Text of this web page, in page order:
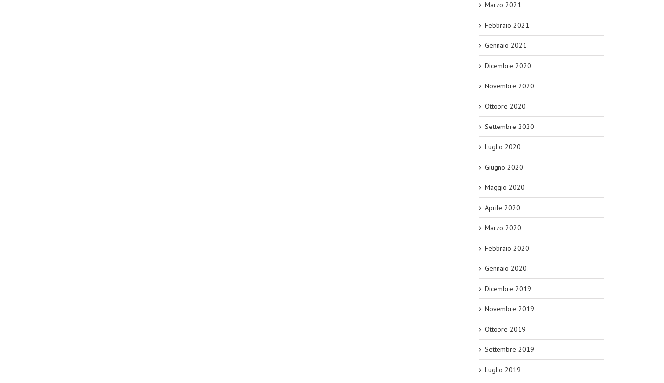
Marzo 2021
Febbraio 2021
Gennaio 2021
Dicembre 2020
Novembre 2020
Ottobre 2020
Settembre 2020
Luglio 2020
Giugno 2020
Maggio 2020
Aprile 2020
Marzo 2020
Febbraio 2020
Gennaio 2020
Dicembre 2019
Novembre 2019
Ottobre 2019
Settembre 2019
Luglio 2019